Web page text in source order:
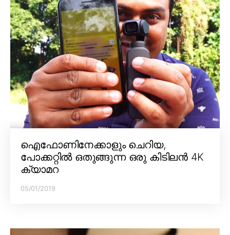
ഐഫോണിനേക്കാളും ചെറിയ,
പോക്കറ്റിൽ ഒതുങ്ങുന്ന ഒരു കിടിലൻ 4K
ക്യാമറ
05/01/2019